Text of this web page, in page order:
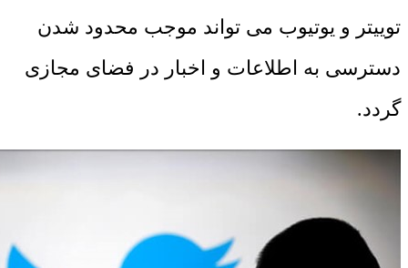
توییتر و یوتیوب می ‌تواند موجب محدود شدن
دسترسی به اطلاعات و اخبار در فضای مجازی
گردد.